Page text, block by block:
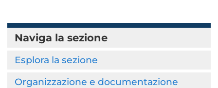
Naviga la sezione
Esplora la sezione
Organizzazione e documentazione